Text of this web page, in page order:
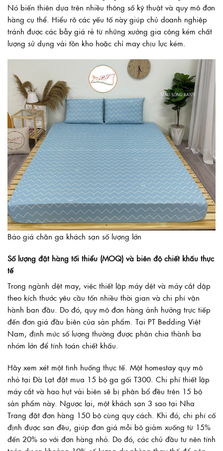
Nó biến thiên dựa trên nhiều thông số kỹ thuật và quy mô đơn
hàng cụ thể. Hiểu rõ các yếu tố này giúp chủ doanh nghiệp
tránh được các bẫy giá rẻ từ những xưởng gia công kém chất
lượng sử dụng vải tồn kho hoặc chỉ may chịu lực kém.
Báo giá chăn ga khách sạn số lượng lớn
Số lượng đặt hàng tối thiểu (MOQ) và biên độ chiết khấu thực
tế
Trong ngành dệt may, việc thiết lập máy dệt và máy cắt dập
theo kích thước yêu cầu tốn nhiều thời gian và chi phí vận
hành ban đầu. Do đó, quy mô đơn hàng ảnh hưởng trực tiếp
đến đơn giá đầu biên của sản phẩm. Tại PT Bedding Việt
Nam, định mức số lượng thường được phân chia thành ba
nhóm lớn để tính toán chiết khấu.
Hãy xem xét một tình huống thực tế. Một homestay quy mô
nhỏ tại Đà Lạt đặt mua 15 bộ ga gối T300. Chi phí thiết lập
máy cắt và hao hụt vải biên sẽ bị phân bổ đều trên 15 bộ
sản phẩm này. Ngược lại, một khách sạn 3 sao tại Nha
Trang đặt đơn hàng 150 bộ cùng quy cách. Khi đó, chi phí cố
định được san đều, giúp đơn giá mỗi bộ giảm xuống từ 15%
đến 20% so với đơn hàng nhỏ. Do đó, các chủ đầu tư nên tính